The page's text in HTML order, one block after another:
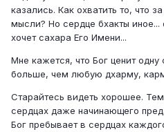
казались. Как охватить то, что
мысли? Но сердце бхакты иное...
хочет сахара Его Имени...
Мне кажется, что Бог ценит
больше, чем любую дхарму,
Старайтесь видеть хорошее.
сердцах даже начинающего
Бог пребывает в сердцах